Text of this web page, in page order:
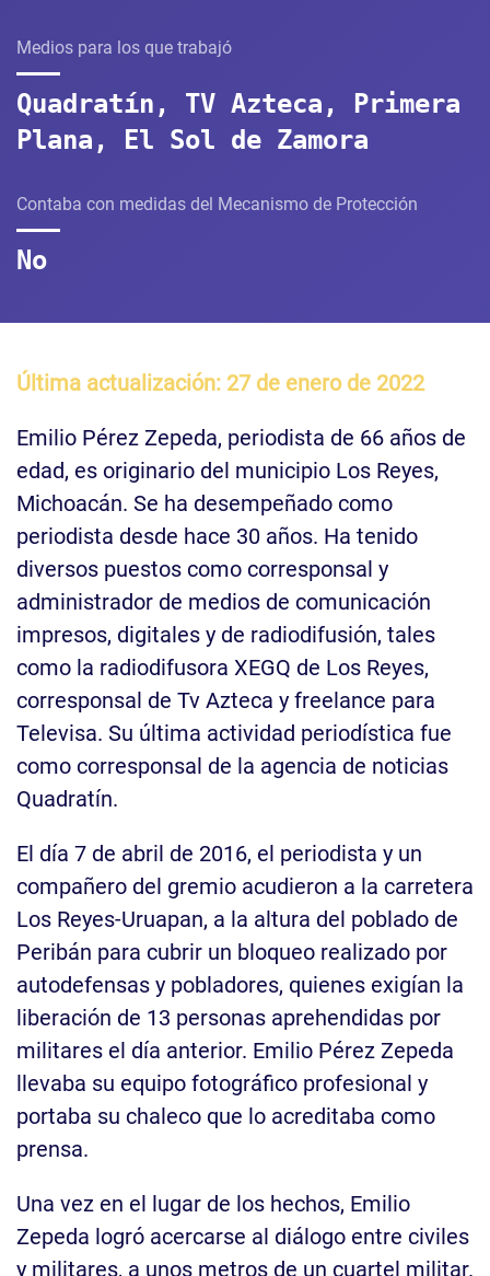
Medios para los que trabajó
Quadratín, TV Azteca, Primera
Plana, El Sol de Zamora
Contaba con medidas del Mecanismo de Protección
No
Última actualización: 27 de enero de 2022
Emilio Pérez Zepeda, periodista de 66 años de
edad, es originario del municipio Los Reyes,
Michoacán. Se ha desempeñado como
periodista desde hace 30 años. Ha tenido
diversos puestos como corresponsal y
administrador de medios de comunicación
impresos, digitales y de radiodifusión, tales
como la radiodifusora XEGQ de Los Reyes,
corresponsal de Tv Azteca y freelance para
Televisa. Su última actividad periodística fue
como corresponsal de la agencia de noticias
Quadratín.
El día 7 de abril de 2016, el periodista y un
compañero del gremio acudieron a la carretera
Los Reyes-Uruapan, a la altura del poblado de
Peribán para cubrir un bloqueo realizado por
autodefensas y pobladores, quienes exigían la
liberación de 13 personas aprehendidas por
militares el día anterior. Emilio Pérez Zepeda
llevaba su equipo fotográfico profesional y
portaba su chaleco que lo acreditaba como
prensa.
Una vez en el lugar de los hechos, Emilio
Zepeda logró acercarse al diálogo entre civiles
y militares, a unos metros de un cuartel militar.